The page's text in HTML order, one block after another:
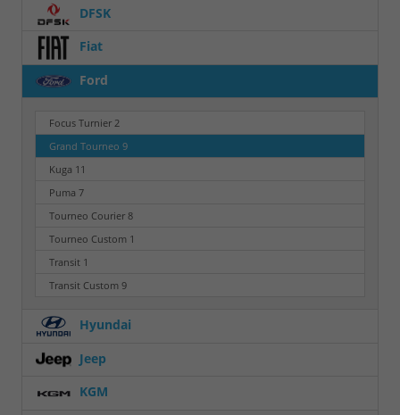
DFSK
Fiat
Ford
Focus Turnier 2
Grand Tourneo 9
Kuga 11
Puma 7
Tourneo Courier 8
Tourneo Custom 1
Transit 1
Transit Custom 9
Hyundai
Jeep
KGM